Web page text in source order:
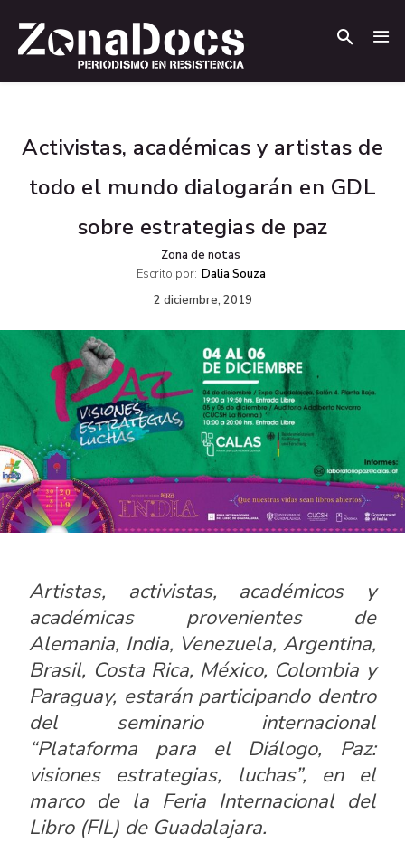
Activistas, académicas y artistas de
todo el mundo dialogarán en GDL
sobre estrategias de paz
Zona de notas
Escrito por: Dalia Souza
2 diciembre, 2019
Artistas, activistas, académicos y
académicas provenientes de
Alemania, India, Venezuela, Argentina,
Brasil, Costa Rica, México, Colombia y
Paraguay, estarán participando dentro
del seminario internacional
“Plataforma para el Diálogo, Paz:
visiones estrategias, luchas”, en el
marco de la Feria Internacional del
Libro (FIL) de Guadalajara.